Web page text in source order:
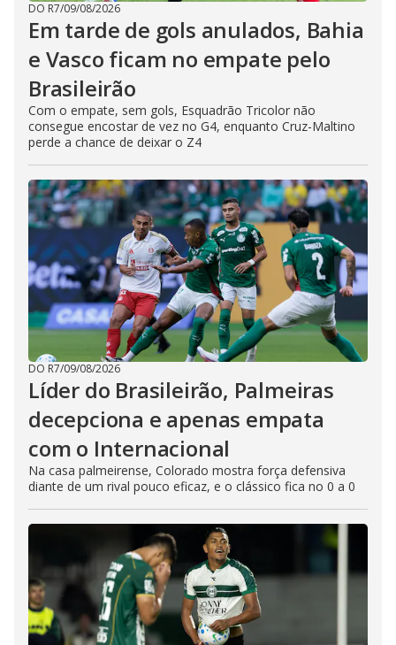
DO R7/09/08/2026
Em tarde de gols anulados, Bahia
e Vasco ficam no empate pelo
Brasileirão
Com o empate, sem gols, Esquadrão Tricolor não
consegue encostar de vez no G4, enquanto Cruz-Maltino
perde a chance de deixar o Z4
DO R7/09/08/2026
Líder do Brasileirão, Palmeiras
decepciona e apenas empata
com o Internacional
Na casa palmeirense, Colorado mostra força defensiva
diante de um rival pouco eficaz, e o clássico fica no 0 a 0